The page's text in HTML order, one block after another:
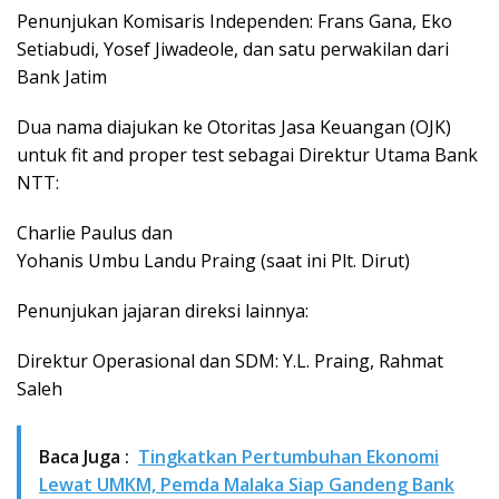
Penunjukan Komisaris Independen: Frans Gana, Eko
Setiabudi, Yosef Jiwadeole, dan satu perwakilan dari
Bank Jatim
Dua nama diajukan ke Otoritas Jasa Keuangan (OJK)
untuk fit and proper test sebagai Direktur Utama Bank
NTT:
Charlie Paulus dan
Yohanis Umbu Landu Praing (saat ini Plt. Dirut)
Penunjukan jajaran direksi lainnya:
Direktur Operasional dan SDM: Y.L. Praing, Rahmat
Saleh
Baca Juga : Tingkatkan Pertumbuhan Ekonomi
Lewat UMKM, Pemda Malaka Siap Gandeng Bank